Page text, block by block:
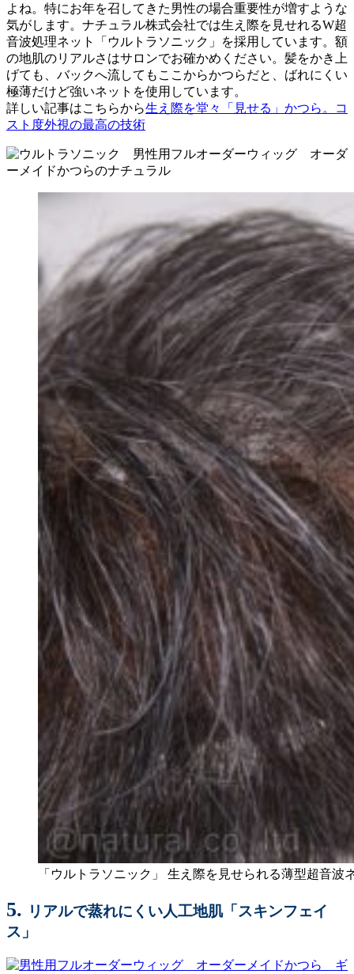
よね。特にお年を召してきた男性の場合重要性が増すような
気がします。ナチュラル株式会社では生え際を見せれるW超
音波処理ネット「ウルトラソニック」を採用しています。額
の地肌のリアルさはサロンでお確かめください。髪をかき上
げても、バックへ流してもここからかつらだと、ばれにくい
極薄だけど強いネットを使用しています。
詳しい記事はこちらから生え際を堂々「見せる」かつら。コ
スト度外視の最高の技術
「ウルトラソニック」 生え際を見せられる薄型超音波
5. リアルで蒸れにくい人工地肌「スキンフェイ
ス」